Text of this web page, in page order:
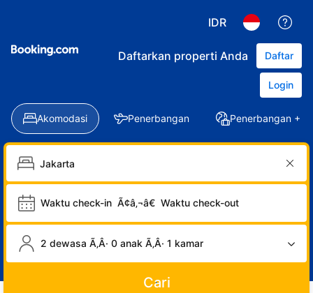
IDR
Daftarkan properti Anda Daftar
Login
Akomodasi Penerbangan Penerbangan +
Waktu check-in Ã¢â‚¬â€ Waktu check-out
2 dewasa Ã‚Â· 0 anak Ã‚Â· 1 kamar
Cari